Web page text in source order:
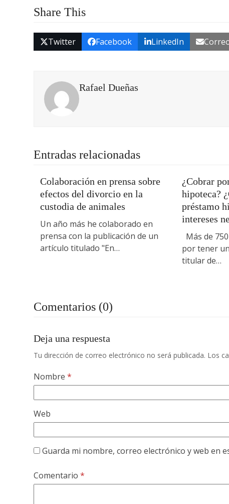
Share This
Twitter Facebook LinkedIn
Rafael Dueñas
Entradas relacionadas
Colaboración en prensa sobre
efectos del divorcio en la
custodia de animales
Un año más he colaborado en
prensa con la publicación de un
artículo titulado "En…
¿Cobrar
hipoteca?
préstamo
intereses
Más de
por tener
titular de…
Comentarios (0)
Deja una respuesta
Tu dirección de correo electrónico no será publicada. Los
Nombre*
Web
Guarda mi nombre, correo electrónico y web en
Comentario*